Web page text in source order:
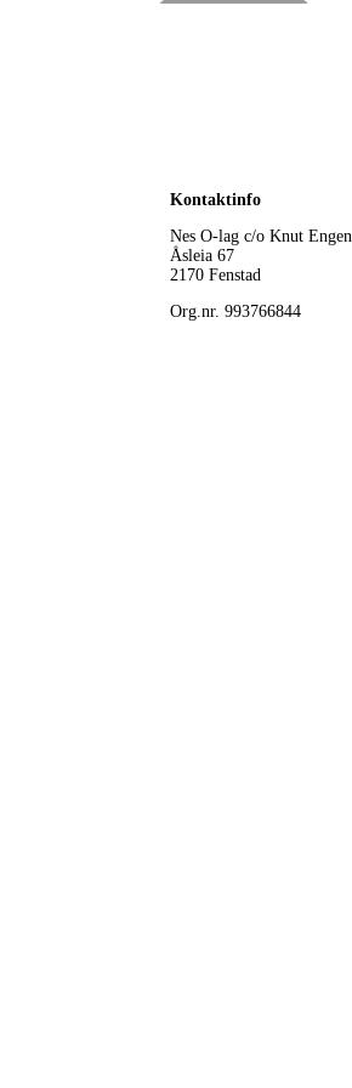
Kontaktinfo
Nes O-lag c/o Knut Engen
Åsleia 67
2170 Fenstad
Org.nr. 993766844